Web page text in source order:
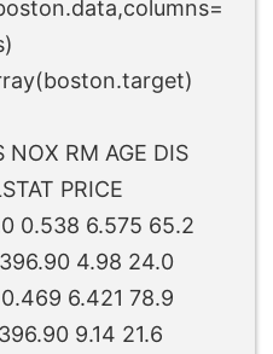
NOX RM AGE DIS
PRICE
0.538 6.575 65.2
4.98 24.0
6.421 78.9
9.14 21.6